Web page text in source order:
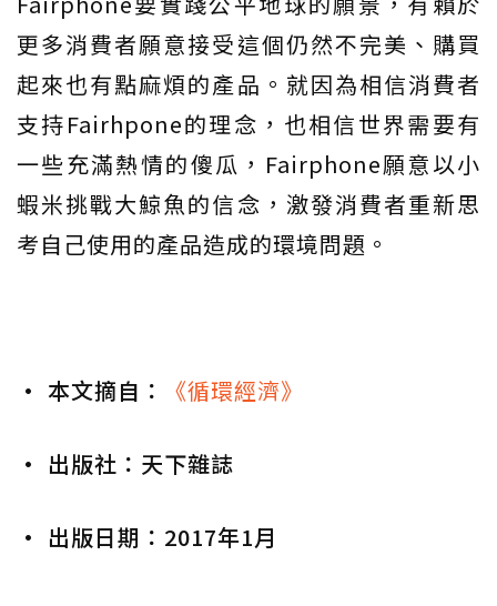
更多消費者願意接受這個仍然不完美、購買
起來也有點麻煩的產品。就因為相信消費者
支持Fairhpone的理念，也相信世界需要有
一些充滿熱情的傻瓜，Fairphone願意以小
蝦米挑戰大鯨魚的信念，激發消費者重新思
考自己使用的產品造成的環境問題。
• 本文摘自： 《循環經濟》
• 出版社：天下雜誌
• 出版日期：2017年1月